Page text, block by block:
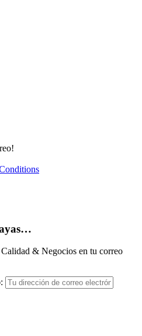
correo electrónico
correo electrónico
& Negocios en tu correo